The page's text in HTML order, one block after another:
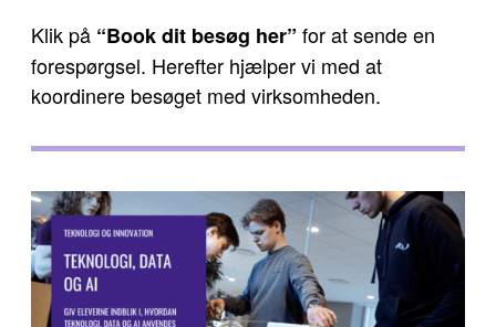
Klik på “Book dit besøg her” for at sende en
forespørgsel. Herefter hjælper vi med at
koordinere besøget med virksomheden.